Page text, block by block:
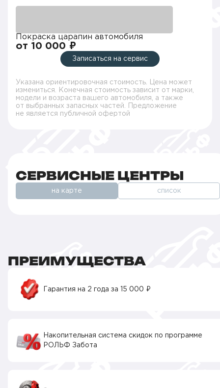
Покраска царапин автомобиля
от 10 000 ₽
Записаться на сервис
Указана ориентировочная стоимость. Цена может
измениться. Конечная стоимость зависит от марки,
модели и возраста вашего автомобиля, а также
от выбранных запасных частей. Предложение
не является публичной офертой
СЕРВИСНЫЕ ЦЕНТРЫ
на карте список
ПРЕИМУЩЕСТВА
Гарантия на 2 года за 15 000 ₽
Накопительная система скидок по программе
РОЛЬФ Забота